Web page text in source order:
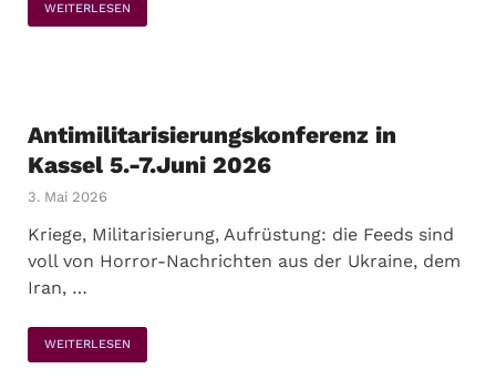
WEITERLESEN
Antimilitarisierungskonferenz in
Kassel 5.-7.Juni 2026
3. Mai 2026
Kriege, Militarisierung, Aufrüstung: die Feeds sind
voll von Horror-Nachrichten aus der Ukraine, dem
Iran, …
WEITERLESEN